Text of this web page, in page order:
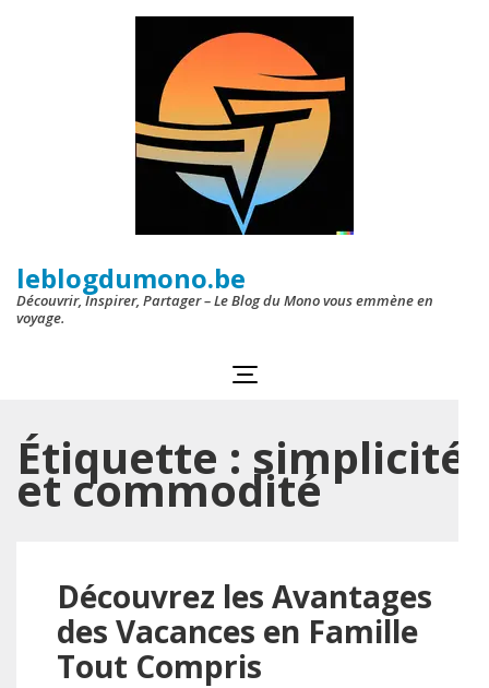
leblogdumono.be
Découvrir, Inspirer, Partager – Le Blog du Mono vous emmène en
voyage.
Étiquette : simplicité
et commodité
Découvrez les Avantages
des Vacances en Famille
Tout Compris